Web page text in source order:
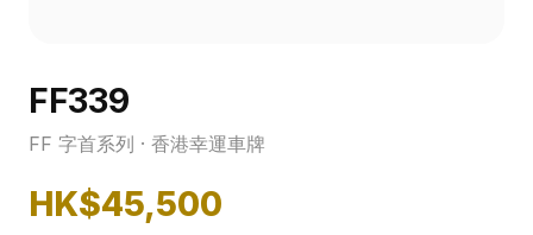
FF339
FF 字首系列 · 香港幸運車牌
HK$45,500